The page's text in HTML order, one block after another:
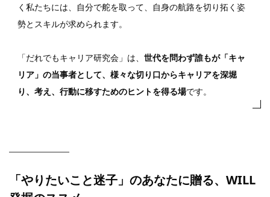
く私たちには、自分で舵を取って、自身の航路を切り拓く姿
勢とスキルが求められます。
「だれでもキャリア研究会」は、 世代を問わず誰もが「キャ
リア」の当事者として、様々な切り口からキャリアを深堀
り、考え、行動に移すためのヒントを得る場です。
「やりたいこと迷子」のあなたに贈る、WILL